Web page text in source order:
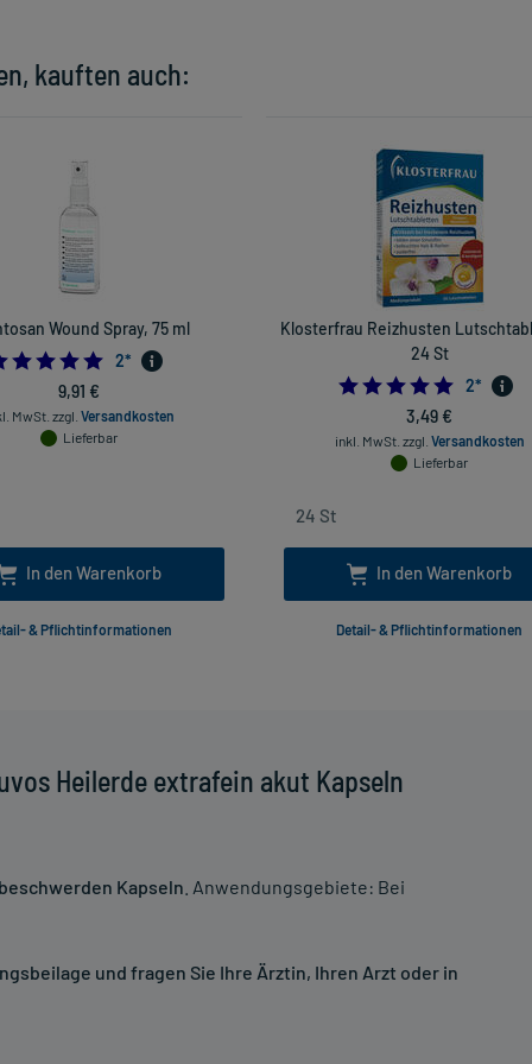
Heilerde extrafein akut Kapseln
Kapseln . Anwendungsgebiete: Bei
und fragen Sie Ihre Ärztin, Ihren Arzt oder in
kauften auch:
Wound Spray, 75 ml
5.0
2*
9,91 €
MwSt. zzgl. Versandkosten
Lieferbar
In den Warenkorb
& Pflichtinformationen
Klosterfrau Reizhusten
24 St
5.0
2*
3,49 €
inkl. MwSt. zzgl. Versandkosten
Lieferbar
In den Warenkorb
Detail- & Pflichtinformationen